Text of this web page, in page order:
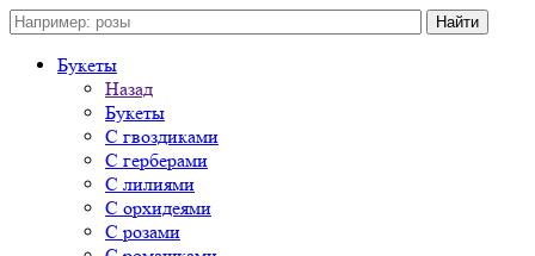
Букеты
Назад
Букеты
С гвоздиками
С герберами
С лилиями
С орхидеями
С розами